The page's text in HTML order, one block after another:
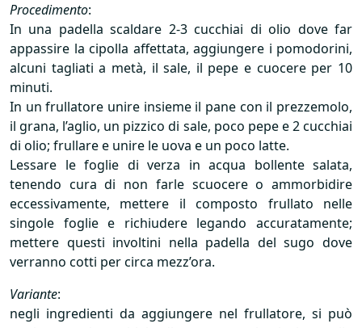
Procedimento:
In una padella scaldare 2-3 cucchiai di olio dove far
appassire la cipolla affettata, aggiungere i pomodorini,
alcuni tagliati a metà, il sale, il pepe e cuocere per 10
minuti.
In un frullatore unire insieme il pane con il prezzemolo,
il grana, l’aglio, un pizzico di sale, poco pepe e 2 cucchiai
di olio; frullare e unire le uova e un poco latte.
Lessare le foglie di verza in acqua bollente salata,
tenendo cura di non farle scuocere o ammorbidire
eccessivamente, mettere il composto frullato nelle
singole foglie e richiudere legando accuratamente;
mettere questi involtini nella padella del sugo dove
verranno cotti per circa mezz’ora.
Variante:
negli ingredienti da aggiungere nel frullatore, si può